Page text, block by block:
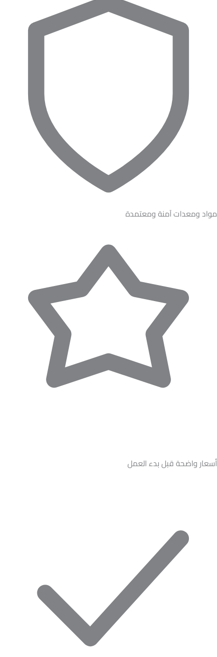
مواد ومعدات آمنة ومعتمدة
أسعار واضحة قبل بدء العمل